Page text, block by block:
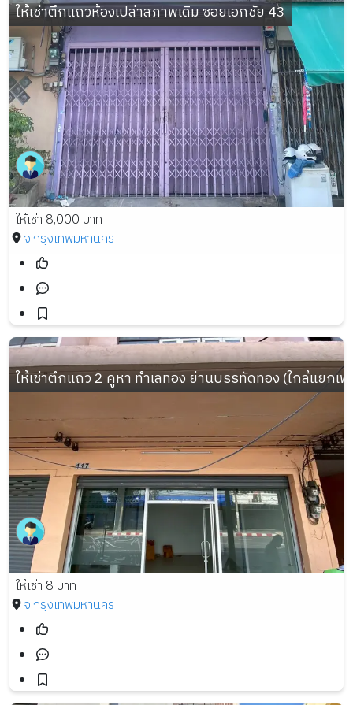
ให้เช่าตึกแถวห้องเปล่าสภาพเดิม ซอยเอกชัย 43
ให้เช่า 8,000 บาท
จ.กรุงเทพมหานคร
ให้เช่าตึกแถว 2 คูหา ทำเลทอง ย่านบรรทัดทอง (ใกล้แยกเ
ให้เช่า 8 บาท
จ.กรุงเทพมหานคร